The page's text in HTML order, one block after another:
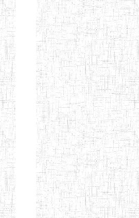
FIERTE
ENIEG TAGA 02/
ENIET
SIANTOU
04/
ENIEG PRIVEE
GOLDEN
28/
ENIEG
BILINGUE LE
GRAND
28/
ENIEG
BILINGUE
15/